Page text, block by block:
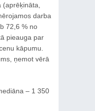
darba
72,6 % no
pieauga par
kāpumu.
ņemot vērā
– 1 350